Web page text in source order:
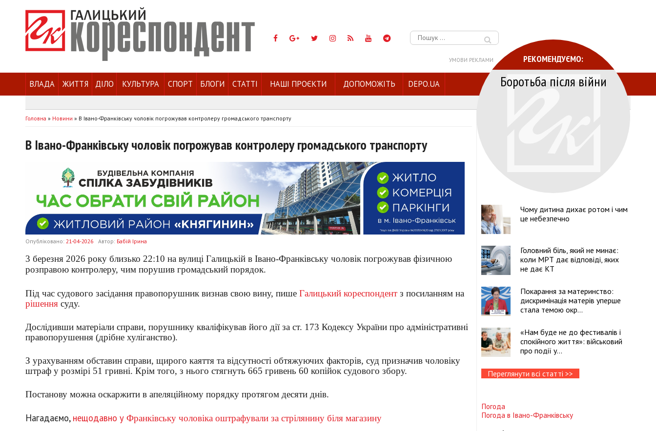
Пошук:
УМОВИ РЕКЛАМИ
ВЛАДА ЖИТТЯ ДІЛО КУЛЬТУРА СПОРТ БЛОГИ СТАТТІ НАШІ ПРОЄКТИ ДОПОМОЖІТЬ DEPO.UA
Головна » Новини » В Івано-Франківську чоловік погрожував контролеру громадського транспорту
В Івано-Франківську чоловік погрожував контролеру громадського транспорту
Опубліковано: 21-04-2026 Автор: Бабій Ірина
3 березня 2026 року близько 22:10 на вулиці Галицькій в Івано-Франківську чоловік погрожував фізичною
розправою контролеру, чим порушив громадський порядок.
Під час судового засідання правопорушник визнав свою вину, пише Галицький кореспондент з посиланням на
рішення суду.
Дослідивши матеріали справи, порушнику кваліфікував його дії за ст. 173 Кодексу України про адміністративні
правопорушення (дрібне хуліганство).
З урахуванням обставин справи, щирого каяття та відсутності обтяжуючих факторів, суд призначив чоловіку
штраф у розмірі 51 гривні. Крім того, з нього стягнуть 665 гривень 60 копійок судового збору.
Постанову можна оскаржити в апеляційному порядку протягом десяти днів.
Нагадаємо, нещодавно у Франківську чоловіка оштрафували за стрілянину біля магазину
РЕКОМЕНДУЄМО:
Боротьба після війни
Чому дитина дихає ротом і чим
це небезпечно
Головний біль, який не минає:
коли МРТ дає відповіді, яких
не дає КТ
Покарання за материнство:
дискримінація матерів уперше
стала темою окр...
«Нам буде не до фестивалів і
спокійного життя»: військовий
про події у...
Переглянути всі статті >>
Погода
Погода в Івано-Франківську